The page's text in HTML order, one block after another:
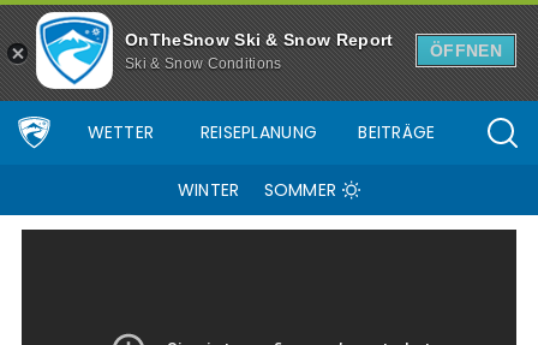
OnTheSnow Ski & Snow Report
Ski & Snow Conditions
ÖFFNEN
WETTER REISEPLANUNG BEITRÄGE
WINTER SOMMER
SKIINFO+ PARTNER